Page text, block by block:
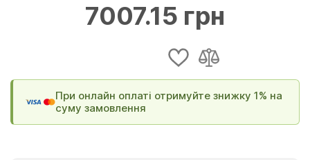
7007.15 грн
При онлайн оплаті отримуйте знижку 1% на
суму замовлення